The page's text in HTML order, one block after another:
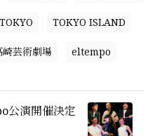
TOKYO ISLAND
崎芸術劇場 eltempo
公演開催決定